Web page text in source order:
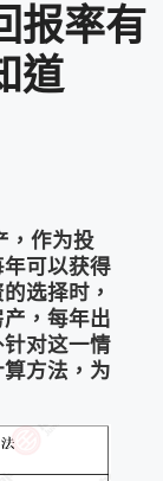
报率有
道
，作为投
可以获得
选择时，
，每年出
对这一情
方法，为